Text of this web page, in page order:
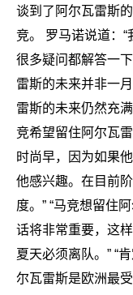
谈到了阿尔瓦雷斯
竞。 罗马诺说道：
很多疑问都解答一
雷斯的未来并非一
雷斯的未来仍然充
竞希望留住阿尔瓦
时尚早，因为如果
他感兴趣。在目前
度。” “马竞想留住
话将非常重要，这
夏天必须离队。” “
尔瓦雷斯是欧洲最